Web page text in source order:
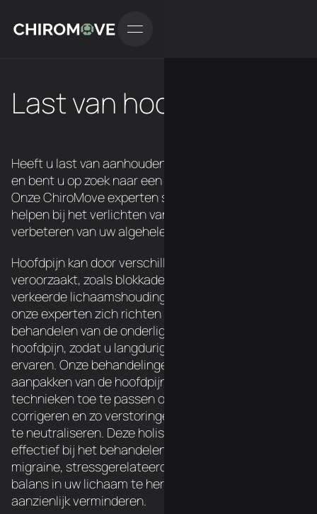
Last van hoofdpijn?
Heeft u last van aanhoudende hoofdpijn of migraine
en bent u op zoek naar een effectieve behandeling?
Onze ChiroMove experten staan klaar om u te
helpen bij het verlichten van uw hoofdpijn en het
verbeteren van uw algehele gezondheid.
Hoofdpijn kan door verschillende factoren worden
veroorzaakt, zoals blokkades in de nek, stress, een
verkeerde lichaamshouding, etc. Bij ChiroMove gaan
onze experten zich richten op het identificeren en
behandelen van de onderliggende oorzaken van uw
hoofdpijn, zodat u langdurige verlichting kunt
ervaren. Onze behandelingen zijn gericht op het
aanpakken van de hoofdpijn door nauwkeurige
technieken toe te passen om de wervelkolom te
corrigeren en zo verstoringen van het zenuwstelsel
te neutraliseren. Deze holistische benadering is heel
effectief bij het behandelen van spanningshoofdpijn,
migraine, stressgerelateerde hoofdpijn, etc. Door de
balans in uw lichaam te herstellen, zal uw hoofdpijn
aanzienlijk verminderen.